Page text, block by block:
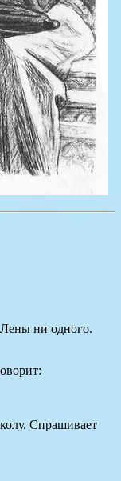
ни одного.
Спрашивает